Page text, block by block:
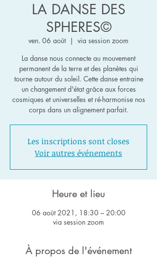
LA DANSE DES
SPHERES©
ven. 06 août
  |
via session zoom
La danse nous connecte au mouvement
permanent de la terre et des planètes qui
tourne autour du soleil. Cette danse entraine
un changement d'état grâce aux forces
cosmiques et universelles et ré-harmonise nos
corps dans un alignement parfait.
Les inscriptions sont closes
Voir autres événements
Heure et lieu
06 août 2021, 18:30 – 20:00
via session zoom
À propos de l'événement